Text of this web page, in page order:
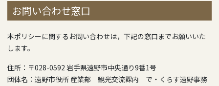
お問い合わせ窓口
本ポリシーに関するお問い合わせは，下記の窓口までお願いいた
します。
住所：〒028-0592 岩手県遠野市中央通り9番1号
団体名：遠野市役所 産業部 観光交流課内 で・くらす遠野事務